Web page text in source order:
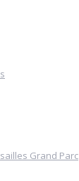
Grand Parc